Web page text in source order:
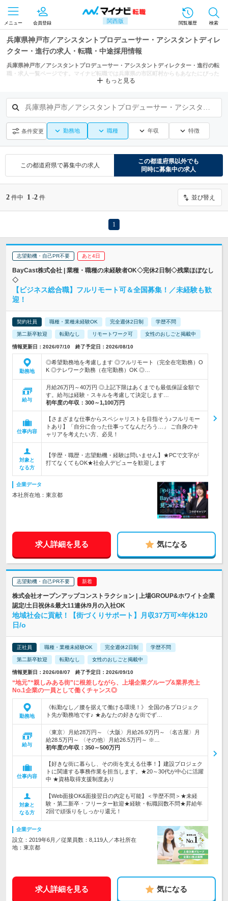
関西版
メニュー 会員登録 閲覧履歴 検索
兵庫県神戸市／アシスタントプロデューサー・アシスタントディレ
クター・進行の求人・転職・中途採用情報
兵庫県神戸市／アシスタントプロデューサー・アシスタントディレクター・進行の転
職・求人一覧ページです。マイナビ転職では兵庫県の市区町村からもあなたにぴった
もっと見る
兵庫県神戸市／アシスタントプロデューサー・アシスタントディレクター・進行
条件変更 勤務地 職種 年収 特徴
この都道府県で募集中の求人
この都道府県以外でも
同時に募集中の求人
2 件中 1 -2 件 並び替え
1
志望動機・自己PR不要 あと4日
BayCast株式会社 | 業種・職種の未経験者OK◇完休2日制◇残業ほぼなし
◇
【ビジネス総合職】フルリモート可＆全国募集！／未経験も歓
迎！
契約社員 職種・業種未経験OK 完全週休2日制 学歴不問
第二新卒歓迎 転勤なし リモートワーク可 女性のおしごと掲載中
情報更新日：2026/07/10 終了予定日：2026/08/10
勤務地
◎希望勤務地を考慮します ◎フルリモート（完全在宅勤務）O
K ◎テレワーク勤務（在宅勤務）OK ◎…
給与
月給26万円～40万円 ◎上記下限はあくまでも最低保証金額で
す。給与は経験・スキルを考慮して決定します…
初年度の年収： 300～1,100万円
仕事内容
【さまざまな仕事からスペシャリストを目指そう♪フルリモー
トあり】「自分に合った仕事ってなんだろう…」 ご自身のキ
ャリアを考えたい方、必見！
対象と
なる方
【学歴・職歴・志望動機・経験は問いません】★PCで文字が
打てなくてもOK★社会人デビューを歓迎します
企業データ
本社所在地：東京都
求人詳細を見る 気になる
志望動機・自己PR不要
株式会社オープンアップコンストラクション | 上場GROUP&ホワイト企業
認定/土日祝休&最大11連休/9月の入社OK
地域社会に貢献！【街づくりサポート】月収37万可×年休120
日/o
正社員 職種・業種未経験OK 完全週休2日制 学歴不問
第二新卒歓迎 転勤なし 女性のおしごと掲載中
情報更新日：2026/08/07 終了予定日：2026/09/10
“地元”“親しみある街”に根差しながら、上場企業グループ&業界売上
No.1企業の一員として働くチャンス◎
勤務地
《転勤なし／腰を据えて働ける環境！》 全国の各プロジェク
ト先が勤務地です♪ ★あなたの好きな街でず…
給与
〈東京〉月給28万円～ 〈大阪〉月給26.9万円～ 〈名古屋〉月
給28.5万円～ 〈その他〉月給26.5万円～ ※…
初年度の年収： 350～500万円
仕事内容
【好きな街に暮らし、その街を支える仕事！】建設プロジェク
トに関連する事務作業を担当します。★20～30代が中心に活躍
中 ★資格取得支援制度あり
対象と
なる方
【Web面接OK&面接翌日の内定も可能】＜学歴不問＞★未経
験・第二新卒・フリーター歓迎★経験・転職回数不問★昇給年
2回で頑張りをしっかり還元！
企業データ
設立：2019年6月／従業員数：8,119人／本社所在
地：東京都
求人詳細を見る 気になる